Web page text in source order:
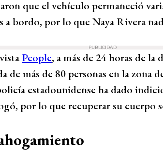
que el vehículo permaneció
a bordo, por lo que Naya Rivera
PUBLICIDAD
People, a más de 24 horas de la
de más de 80 personas en la zona
estadounidense ha dado
por lo que recuperar su cuerpo